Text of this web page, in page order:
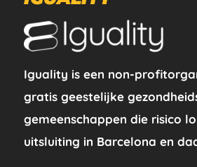
Iguality is een non-
gratis geestelijke
gemeenschappen die risico
uitsluiting in Barcelona en